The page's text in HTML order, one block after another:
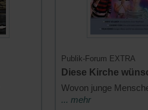
Publik-Forum EXTRA
Diese Kirche
Wovon junge
... mehr